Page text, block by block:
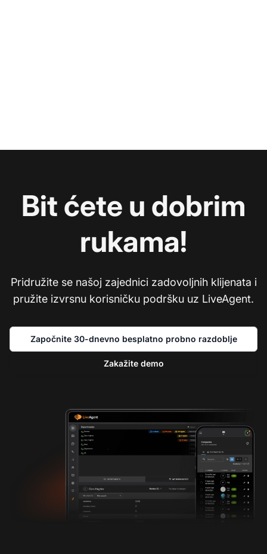
Bit ćete u dobrim
rukama!
Pridružite se našoj zajednici zadovoljnih klijenata i
pružite izvrsnu korisničku podršku uz LiveAgent.
Započnite 30-dnevno besplatno probno razdoblje
Zakažite demo